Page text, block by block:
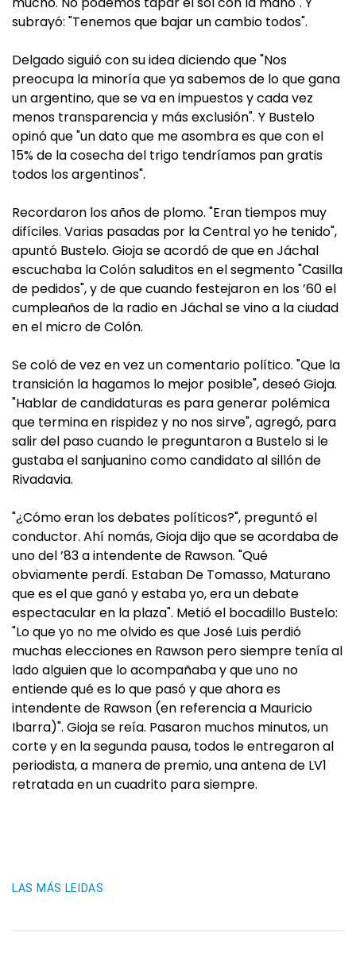
subrayó: "Tenemos que bajar un cambio todos".
Delgado siguió con su idea diciendo que "Nos
preocupa la minoría que ya sabemos de lo que gana
un argentino, que se va en impuestos y cada vez
menos transparencia y más exclusión". Y Bustelo
opinó que "un dato que me asombra es que con el
15% de la cosecha del trigo tendríamos pan gratis
todos los argentinos".
Recordaron los años de plomo. "Eran tiempos muy
difíciles. Varias pasadas por la Central yo he tenido",
apuntó Bustelo. Gioja se acordó de que en Jáchal
escuchaba la Colón saluditos en el segmento "Casilla
de pedidos", y de que cuando festejaron en los ’60 el
cumpleaños de la radio en Jáchal se vino a la ciudad
en el micro de Colón.
Se coló de vez en vez un comentario político. "Que la
transición la hagamos lo mejor posible", deseó Gioja.
"Hablar de candidaturas es para generar polémica
que termina en rispidez y no nos sirve", agregó, para
salir del paso cuando le preguntaron a Bustelo si le
gustaba el sanjuanino como candidato al sillón de
Rivadavia.
"¿Cómo eran los debates políticos?", preguntó el
conductor. Ahí nomás, Gioja dijo que se acordaba de
uno del ’83 a intendente de Rawson. "Qué
obviamente perdí. Estaban De Tomasso, Maturano
que es el que ganó y estaba yo, era un debate
espectacular en la plaza". Metió el bocadillo Bustelo:
"Lo que yo no me olvido es que José Luis perdió
muchas elecciones en Rawson pero siempre tenía al
lado alguien que lo acompañaba y que uno no
entiende qué es lo que pasó y que ahora es
intendente de Rawson (en referencia a Mauricio
Ibarra)". Gioja se reía. Pasaron muchos minutos, un
corte y en la segunda pausa, todos le entregaron al
periodista, a manera de premio, una antena de LV1
retratada en un cuadrito para siempre.
LAS MÁS LEIDAS